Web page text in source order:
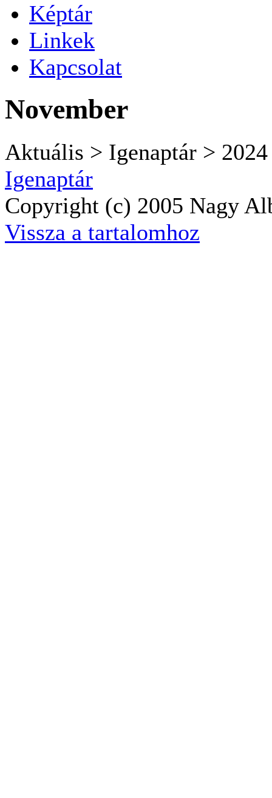
Képtár
Linkek
Kapcsolat
November
Aktuális > Igenaptár > 2024
Igenaptár
Copyright (c) 2005 Nagy
Vissza a tartalomhoz